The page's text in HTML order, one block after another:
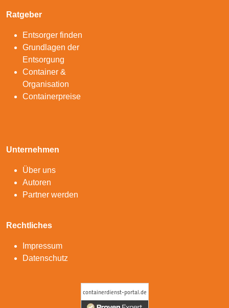
Ratgeber
Entsorger finden
Grundlagen der
Entsorgung
Container &
Organisation
Containerpreise
Unternehmen
Über uns
Autoren
Partner werden
Rechtliches
Impressum
Datenschutz